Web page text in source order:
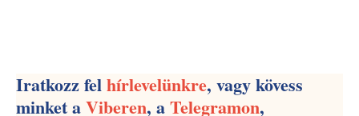
Iratkozz felhírlevelünkre, vagy kövess
minket aViberen, aTelegramon,